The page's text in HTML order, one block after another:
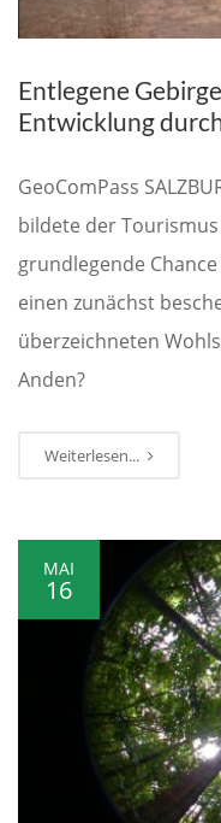
Entlegene
Entwicklung
GeoComPass
bildete der
grundlegende
einen zunächst
überzeichneten
Anden?
Weiterlesen...
MAI
16